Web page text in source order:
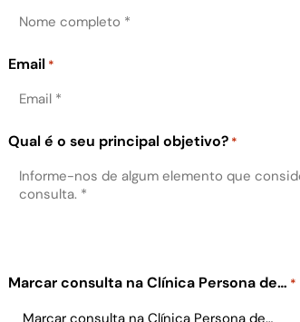
Email *
Qual é o seu principal objetivo? *
Marcar consulta na Clínica Persona de… *